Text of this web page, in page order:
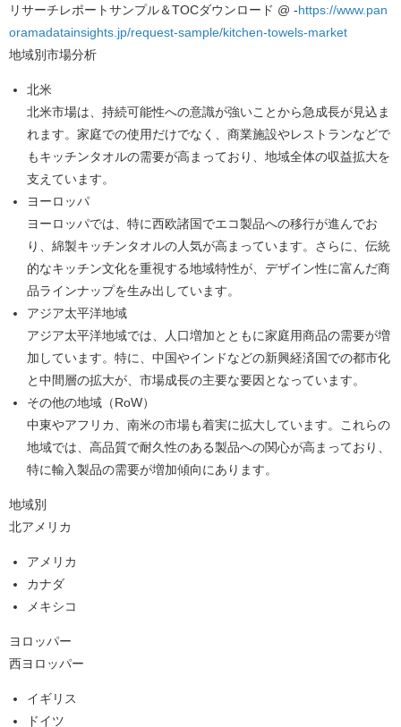
リサーチレポートサンプル＆TOCダウンロード @ -https://www.pan
oramadatainsights.jp/request-sample/kitchen-towels-market
地域別市場分析
北米
北米市場は、持続可能性への意識が強いことから急成長が見込ま
れます。家庭での使用だけでなく、商業施設やレストランなどで
もキッチンタオルの需要が高まっており、地域全体の収益拡大を
支えています。
ヨーロッパ
ヨーロッパでは、特に西欧諸国でエコ製品への移行が進んでお
り、綿製キッチンタオルの人気が高まっています。さらに、伝統
的なキッチン文化を重視する地域特性が、デザイン性に富んだ商
品ラインナップを生み出しています。
アジア太平洋地域
アジア太平洋地域では、人口増加とともに家庭用商品の需要が増
加しています。特に、中国やインドなどの新興経済国での都市化
と中間層の拡大が、市場成長の主要な要因となっています。
その他の地域（RoW）
中東やアフリカ、南米の市場も着実に拡大しています。これらの
地域では、高品質で耐久性のある製品への関心が高まっており、
特に輸入製品の需要が増加傾向にあります。
地域別
北アメリカ
アメリカ
カナダ
メキシコ
ヨロッパー
西ヨロッパー
イギリス
ドイツ